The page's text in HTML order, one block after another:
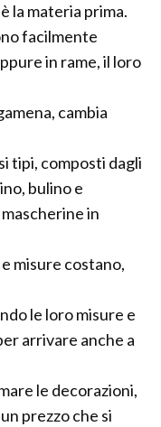
la materia prima.
facilmente
in rame, il loro
cambia
tipi, composti dagli
bulino e
in
misure costano,
le loro misure e
arrivare anche a
le decorazioni,
prezzo che si